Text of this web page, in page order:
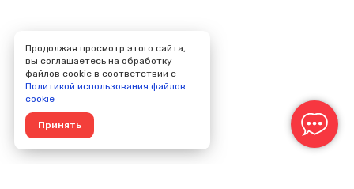
Продолжая просмотр этого сайта,
вы соглашаетесь на обработку
файлов cookie в соответствии с
Политикой использования файлов
cookie
Принять